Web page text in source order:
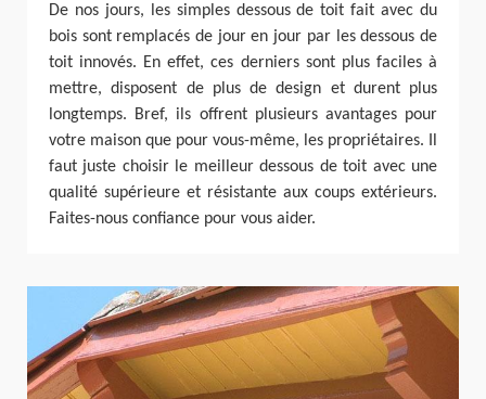
De nos jours, les simples dessous de toit fait avec du
bois sont remplacés de jour en jour par les dessous de
toit innovés. En effet, ces derniers sont plus faciles à
mettre, disposent de plus de design et durent plus
longtemps. Bref, ils offrent plusieurs avantages pour
votre maison que pour vous-même, les propriétaires. Il
faut juste choisir le meilleur dessous de toit avec une
qualité supérieure et résistante aux coups extérieurs.
Faites-nous confiance pour vous aider.